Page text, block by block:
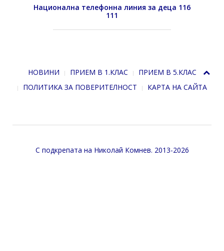
Национална телефонна линия за деца 116
111
НОВИНИ ПРИЕМ В 1.КЛАС
ПРИЕМ В 5.КЛАС
ПОЛИТИКА ЗА ПОВЕРИТЕЛНОСТ
КАРТА НА САЙТА
С подкрепата на Николай Комнев. 2013-2026